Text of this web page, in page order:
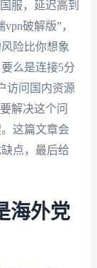
服，延迟高到
破解版”，
险比你想象
么是连接5分
访问国内资源
解决这个问
这篇文章会
点，最后给
海外党